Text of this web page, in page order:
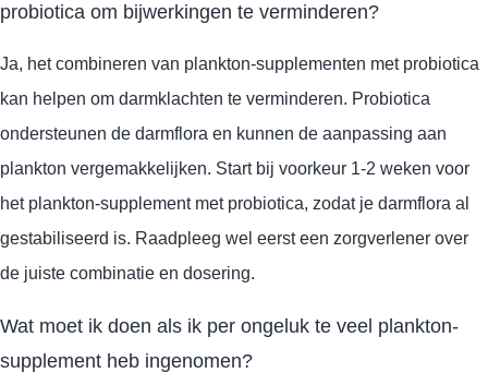
probiotica om bijwerkingen te verminderen?
Ja, het combineren van plankton-supplementen met probiotica
kan helpen om darmklachten te verminderen. Probiotica
ondersteunen de darmflora en kunnen de aanpassing aan
plankton vergemakkelijken. Start bij voorkeur 1-2 weken voor
het plankton-supplement met probiotica, zodat je darmflora al
gestabiliseerd is. Raadpleeg wel eerst een zorgverlener over
de juiste combinatie en dosering.
Wat moet ik doen als ik per ongeluk te veel plankton-
supplement heb ingenomen?